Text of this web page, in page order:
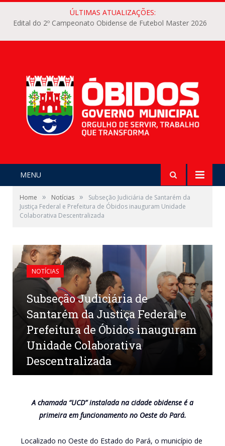
ÚLTIMAS ATUALIZAÇÕES:
Edital do 2º Campeonato Obidense de Futebol Master 2026
MENU
Home » Notícias »
Subseção Judiciária de Santarém da
Justiça Federal e Prefeitura de Óbidos inauguram Unidade
Colaborativa Descentralizada
NOTÍCIAS
Subseção Judiciária de
Santarém da Justiça Federal e
Prefeitura de Óbidos inauguram
Unidade Colaborativa
Descentralizada
A chamada “UCD” instalada na cidade obidense é a
primeira em funcionamento no Oeste do Pará.
Localizado no Oeste do Estado do Pará, o município de